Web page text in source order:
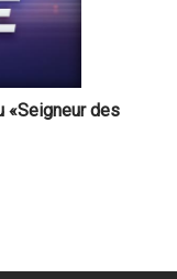
«Seigneur des